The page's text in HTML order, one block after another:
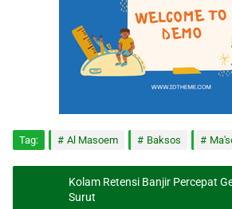
Tag: Al Masoem Baksos
Kolam Retensi Banjir Percepat
Surut